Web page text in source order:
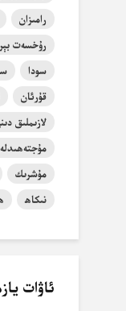
رامىزان
رۇخسەت
سودا
قۇرئان
لازىملىق
مۇشرىك
نىكاھ
ئاۋات